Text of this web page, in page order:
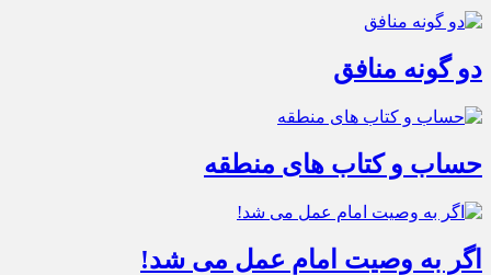
دو گونه منافق
حساب و کتاب های منطقه
اگر به وصیت امام عمل می شد!